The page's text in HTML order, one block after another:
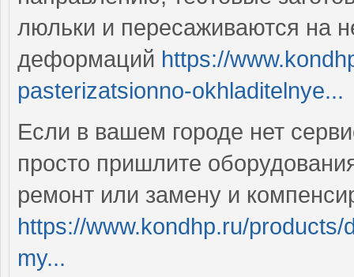
люльки и пересаживаются на
деформаций https://
pasterizatsionno-okhladitelnye...
Если в вашем городе нет
просто пришлите
ремонт или замену и
https://www.kondhp.ru/
my...